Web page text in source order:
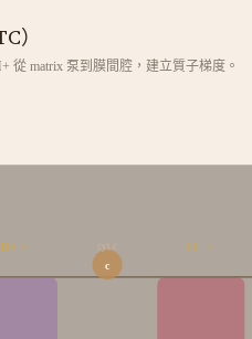
）
從 matrix 泵到膜間腔，建立質子梯度。
c
cyt c
H+ ↑ H+ ↑